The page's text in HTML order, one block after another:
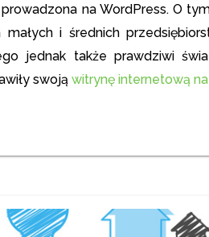
na WordPress. O
i średnich
jednak także prawdziwi
swoją witrynę internetową